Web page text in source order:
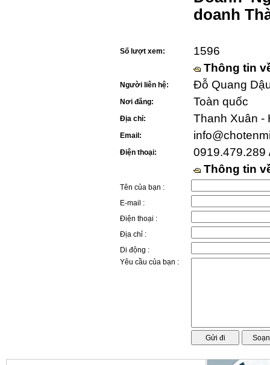
doanh
Số lượt xem:
1596
Thông tin
Người liên hệ: Đỗ Quang
Nơi đăng: Toàn quốc
Địa chỉ: Thanh Xuân -
Email:
Điện thoại:
0919.479.289
Thông tin
Tên của bạn :
E-mail :
Điện thoại :
Địa chỉ :
Di động :
Yêu cầu của bạn :